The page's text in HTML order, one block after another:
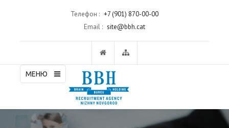
Телефон : +7 (901) 870-00-00
Email : site@bbh.cat
МЕНЮ